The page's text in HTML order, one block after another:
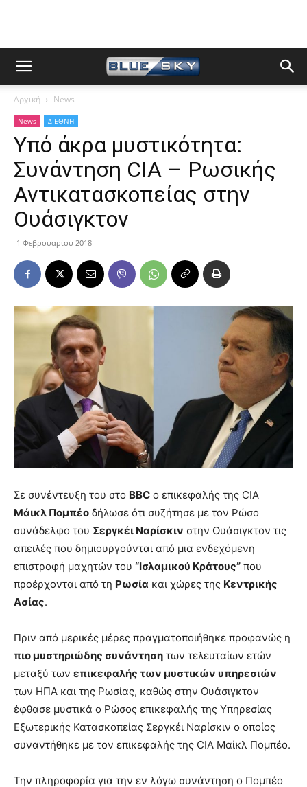
Αρχική News
News ΔΙΕΘΝΗ
Υπό άκρα μυστικότητα:
Συνάντηση CIA – Ρωσικής
Αντικατασκοπείας στην
Ουάσιγκτον
1 Φεβρουαρίου 2018
Σε συνέντευξη του στο BBC o επικεφαλής της CIA
Μάικλ Πομπέο δήλωσε ότι συζήτησε με τον Ρώσο
συνάδελφο του Σεργκέι Ναρίσκιν στην Ουάσιγκτον τις
απειλές που δημιουργούνται από μια ενδεχόμενη
επιστροφή μαχητών του “Ισλαμικού Κράτους” που
προέρχονται από τη Ρωσία και χώρες της Κεντρικής
Ασίας.
Πριν από μερικές μέρες πραγματοποιήθηκε προφανώς η
πιο μυστηριώδης συνάντηση των τελευταίων ετών
μεταξύ των επικεφαλής των μυστικών υπηρεσιών
των ΗΠΑ και της Ρωσίας, καθώς στην Ουάσιγκτον
έφθασε μυστικά ο Ρώσος επικεφαλής της Υπηρεσίας
Εξωτερικής Κατασκοπείας Σεργκέι Ναρίσκιν ο οποίος
συναντήθηκε με τον επικεφαλής της CIA Μαίκλ Πομπέο.
Την πληροφορία για την εν λόγω συνάντηση ο Πομπέο